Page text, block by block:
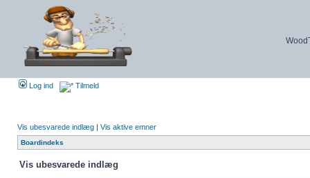
Log ind Tilmeld
Vis ubesvarede indlæg | Vis aktive emner
Boardindeks
Vis ubesvarede indlæg